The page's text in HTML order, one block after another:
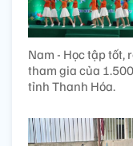
Nam - Học tập tốt,
tham gia của
tỉnh Thanh Hóa.